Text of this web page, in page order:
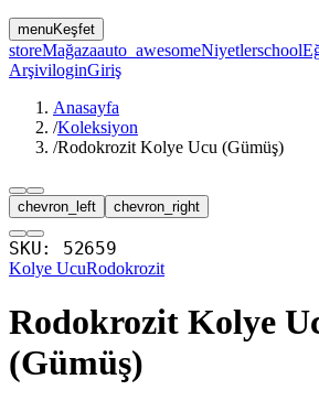
menuKeşfet
storeMağazaauto_awesomeNiyetlerschool
ArşiviloginGiriş
Anasayfa
/Koleksiyon
/Rodokrozit Kolye Ucu (Gümüş)
chevron_left chevron_right
SKU: 52659
Kolye UcuRodokrozit
Rodokrozit Kolye
(Gümüş)